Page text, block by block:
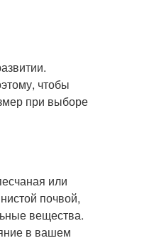
чтобы
при выборе
или
почвой,
вещества.
в вашем